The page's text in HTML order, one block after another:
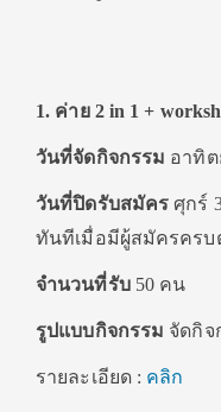
1. ค่าย 2 in 1 +
วันที่จัดกิจกรรม อาทิต
วันที่ปิดรับสมัคร ศุกร์
ทันทีเมื่อมีผู้สมัครครบ
จำนวนที่รับ50 คน
รูปแบบกิจกรรม จัดกิจ
รายละเอียด : คลิก